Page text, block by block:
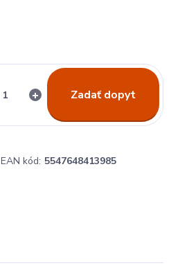
Zadať dopyt
EAN kód: 5547648413985